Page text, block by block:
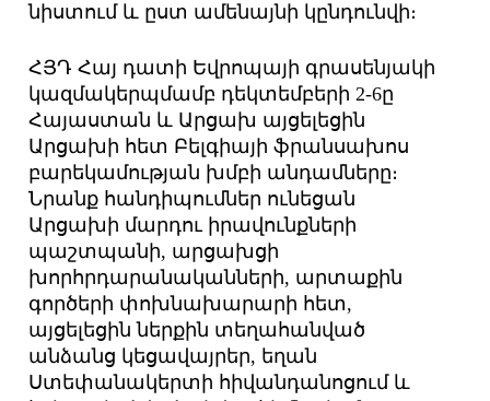
նիստում և ըստ ամենայնի կընդունվի։
ՀՅԴ Հայ դատի Եվրոպայի գրասենյակի
կազմակերպմամբ դեկտեմբերի 2-6ը
Հայաստան և Արցախ այցելեցին
Արցախի հետ Բելգիայի ֆրանսախոս
բարեկամության խմբի անդամները։
Նրանք հանդիպումներ ունեցան
Արցախի մարդու իրավունքների
պաշտպանի, արցախցի
խորհրդարանականների, արտաքին
գործերի փոխնախարարի հետ,
այցելեցին ներքին տեղահանված
անձանց կեցավայրեր, եղան
Ստեփանակերտի հիվանդանոցում և